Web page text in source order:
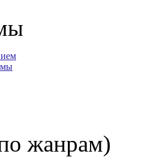
жанрам)